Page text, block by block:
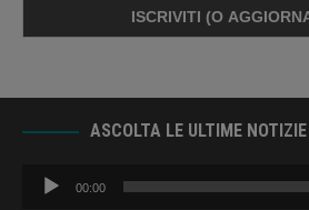
ASCOLTA LE ULTIME
Audio
Player
00:00